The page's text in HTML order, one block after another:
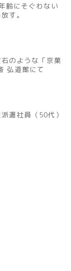
齢にそぐわない
す。
のような「京菓
弘道館にて
遣社員（50代）